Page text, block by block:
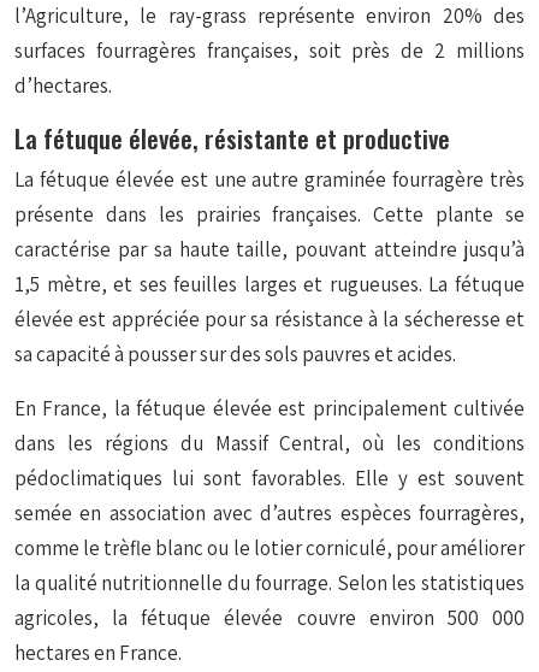
l’Agriculture, le ray-grass représente environ 20% des
surfaces fourragères françaises, soit près de 2 millions
d’hectares.
La fétuque élevée, résistante et productive
La fétuque élevée est une autre graminée fourragère très
présente dans les prairies françaises. Cette plante se
caractérise par sa haute taille, pouvant atteindre jusqu’à
1,5 mètre, et ses feuilles larges et rugueuses. La fétuque
élevée est appréciée pour sa résistance à la sécheresse et
sa capacité à pousser sur des sols pauvres et acides.
En France, la fétuque élevée est principalement cultivée
dans les régions du Massif Central, où les conditions
pédoclimatiques lui sont favorables. Elle y est souvent
semée en association avec d’autres espèces fourragères,
comme le trèfle blanc ou le lotier corniculé, pour améliorer
la qualité nutritionnelle du fourrage. Selon les statistiques
agricoles, la fétuque élevée couvre environ 500 000
hectares en France.